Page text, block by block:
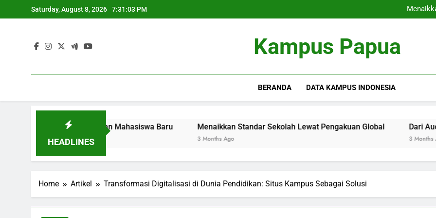
to
Saturday, August 8, 2026 7:31:04 PM
Dari Auditorium
Dari Auditorium
Kampus Papua
BERANDA DATA KAMPUS INDONESIA
HEADLINES
Alam di Kalangan Mahasiswa Baru Menaikkan Standar Sekolah Lewat Pengakuan Global Dari Auditorium
Home Artikel Transformasi Digitalisasi di Dunia Pendidikan: Situs Kampus Sebagai Solusi